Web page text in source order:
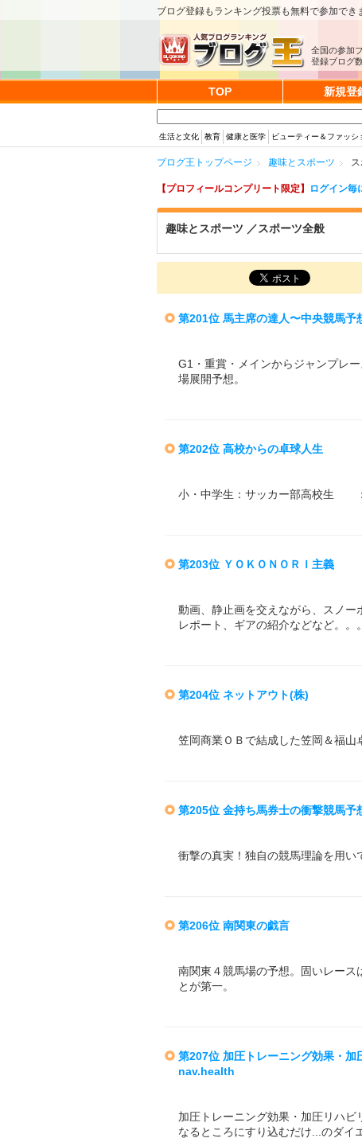
ブログ登録もランキング投票も無料で参加で
全国の参加
登録ブログ
TOP 新規登
生活と文化 教育 健康と医学 ビューティー＆ファッシ
ブログ王トップページ 趣味とスポーツ
【プロフィールコンプリート限定】 ログイン毎
趣味とスポーツ ／スポーツ全般
第201位 馬主席の達人〜中央競馬予
G1・重賞・メインからジャンプレ
場展開予想。
第202位 高校からの卓球人生
小・中学生：サッカー部高校生
第203位 ＹＯＫＯＮＯＲＩ主義
動画、静止画を交えながら、スノ
レポート、ギアの紹介などなど。。。
第204位 ネットアウト(株)
笠岡商業ＯＢで結成した笠岡＆福山
第205位 金持ち馬券士の衝撃競馬予
衝撃の真実！独自の競馬理論を用
第206位 南関東の戯言
南関東４競馬場の予想。固いレース
とが第一。
第207位 加圧トレーニング効果・加
nav.health
加圧トレーニング効果・加圧リハ
なるところにすり込むだけ...のダイ